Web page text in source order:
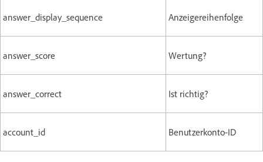
answer_display_sequence Anzeigereihenfolge
answer_score Wertung?
answer_correct Ist richtig?
account_id Benutzerkonto-ID